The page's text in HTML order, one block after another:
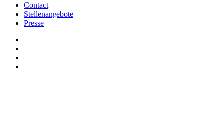
Contact
Stellenangebote
Presse